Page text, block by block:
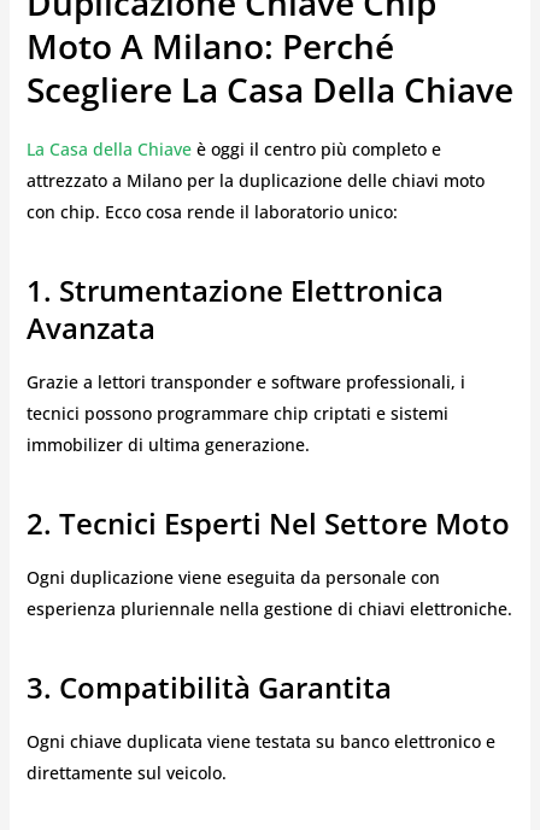
Moto A Milano: Perché
Scegliere La Casa Della Chiave
La Casa della Chiaveè oggi il centro più completo e
attrezzato a Milano per la duplicazione delle chiavi moto
con chip. Ecco cosa rende il laboratorio unico:
1. Strumentazione Elettronica
Avanzata
Grazie a lettori transponder e software professionali, i
tecnici possono programmare chip criptati e sistemi
immobilizer di ultima generazione.
2. Tecnici Esperti Nel Settore Moto
Ogni duplicazione viene eseguita da personale con
esperienza pluriennale nella gestione di chiavi elettroniche.
3. Compatibilità Garantita
Ogni chiave duplicata viene testata su banco elettronico e
direttamente sul veicolo.